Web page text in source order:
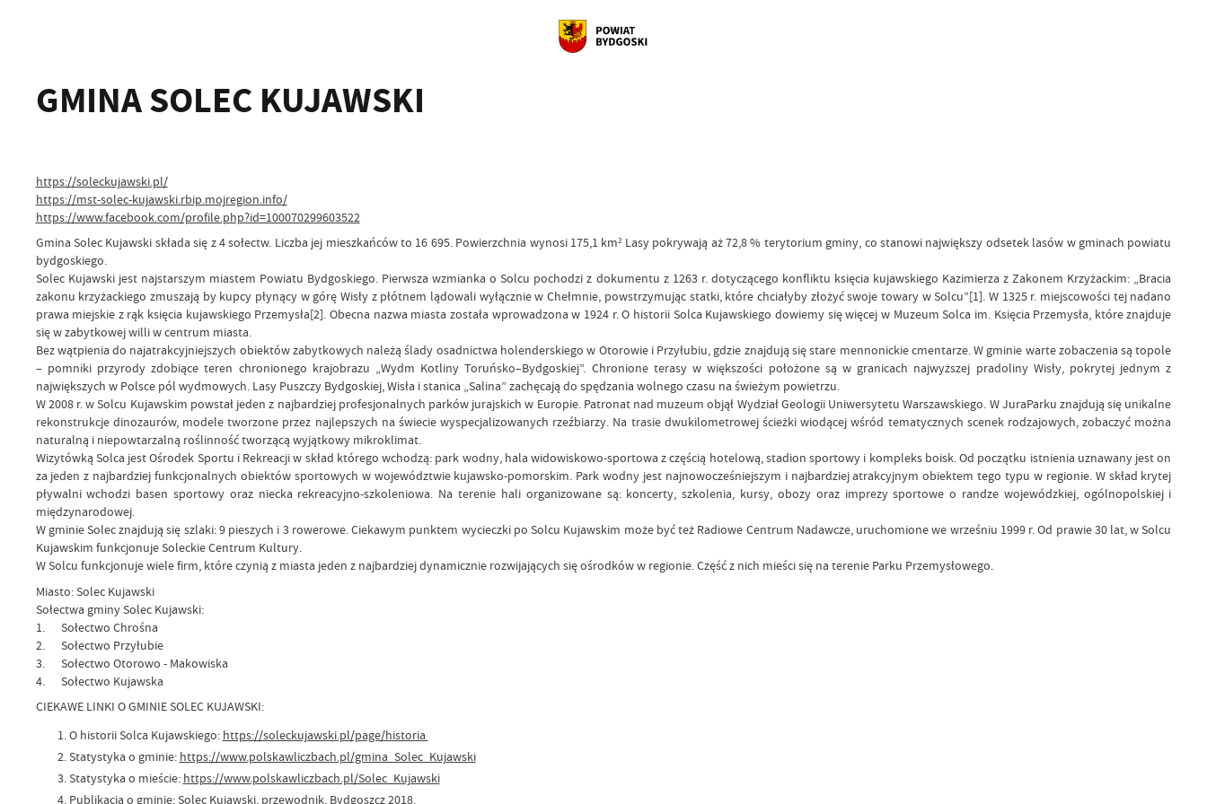
GMINA SOLEC KUJAWSKI
https://soleckujawski.pl/
https://mst-solec-kujawski.rbip.mojregion.info/
https://www.facebook.com/profile.php?id=100070299603522
Gmina Solec Kujawski składa się z 4 sołectw. Liczba jej mieszkańców to 16 695. Powierzchnia wynosi 175,1 km² Lasy pokrywają aż 72,8 % terytorium gminy, co stanowi największy odsetek lasów w gminach powiatu
bydgoskiego.
Solec Kujawski jest najstarszym miastem Powiatu Bydgoskiego. Pierwsza wzmianka o Solcu pochodzi z dokumentu z 1263 r. dotyczącego konfliktu księcia kujawskiego Kazimierza z Zakonem Krzyżackim: „Bracia
zakonu krzyżackiego zmuszają by kupcy płynący w górę Wisły z płótnem lądowali wyłącznie w Chełmnie, powstrzymując statki, które chciałyby złożyć swoje towary w Solcu”[1]. W 1325 r. miejscowości tej nadano
prawa miejskie z rąk księcia kujawskiego Przemysła[2]. Obecna nazwa miasta została wprowadzona w 1924 r. O historii Solca Kujawskiego dowiemy się więcej w Muzeum Solca im. Księcia Przemysła, które znajduje
się w zabytkowej willi w centrum miasta.
Bez wątpienia do najatrakcyjniejszych obiektów zabytkowych należą ślady osadnictwa holenderskiego w Otorowie i Przyłubiu, gdzie znajdują się stare mennonickie cmentarze. W gminie warte zobaczenia są topole
– pomniki przyrody zdobiące teren chronionego krajobrazu „Wydm Kotliny Toruńsko–Bydgoskiej”. Chronione terasy w większości położone są w granicach najwyższej pradoliny Wisły, pokrytej jednym z
największych w Polsce pól wydmowych. Lasy Puszczy Bydgoskiej, Wisła i stanica „Salina” zachęcają do spędzania wolnego czasu na świeżym powietrzu.
W 2008 r. w Solcu Kujawskim powstał jeden z najbardziej profesjonalnych parków jurajskich w Europie. Patronat nad muzeum objął Wydział Geologii Uniwersytetu Warszawskiego. W JuraParku znajdują się unikalne
rekonstrukcje dinozaurów, modele tworzone przez najlepszych na świecie wyspecjalizowanych rzeźbiarzy. Na trasie dwukilometrowej ścieżki wiodącej wśród tematycznych scenek rodzajowych, zobaczyć można
naturalną i niepowtarzalną roślinność tworzącą wyjątkowy mikroklimat.
Wizytówką Solca jest Ośrodek Sportu i Rekreacji w skład którego wchodzą: park wodny, hala widowiskowo-sportowa z częścią hotelową, stadion sportowy i kompleks boisk. Od początku istnienia uznawany jest on
za jeden z najbardziej funkcjonalnych obiektów sportowych w województwie kujawsko-pomorskim. Park wodny jest najnowocześniejszym i najbardziej atrakcyjnym obiektem tego typu w regionie. W skład krytej
pływalni wchodzi basen sportowy oraz niecka rekreacyjno-szkoleniowa. Na terenie hali organizowane są: koncerty, szkolenia, kursy, obozy oraz imprezy sportowe o randze wojewódzkiej, ogólnopolskiej i
międzynarodowej.
W gminie Solec znajdują się szlaki: 9 pieszych i 3 rowerowe. Ciekawym punktem wycieczki po Solcu Kujawskim może być też Radiowe Centrum Nadawcze, uruchomione we wrześniu 1999 r. Od prawie 30 lat, w Solcu
Kujawskim funkcjonuje Soleckie Centrum Kultury.
W Solcu funkcjonuje wiele firm, które czynią z miasta jeden z najbardziej dynamicznie rozwijających się ośrodków w regionie. Część z nich mieści się na terenie Parku Przemysłowego.
Miasto: Solec Kujawski
Sołectwa gminy Solec Kujawski:
1. Sołectwo Chrośna
2. Sołectwo Przyłubie
3. Sołectwo Otorowo - Makowiska
4. Sołectwo Kujawska
CIEKAWE LINKI O GMINIE SOLEC KUJAWSKI:
O historii Solca Kujawskiego: https://soleckujawski.pl/page/historia
Statystyka o gminie: https://www.polskawliczbach.pl/gmina_Solec_Kujawski
Statystyka o mieście: https://www.polskawliczbach.pl/Solec_Kujawski
Publikacja o gminie: Solec Kujawski, przewodnik, Bydgoszcz 2018.